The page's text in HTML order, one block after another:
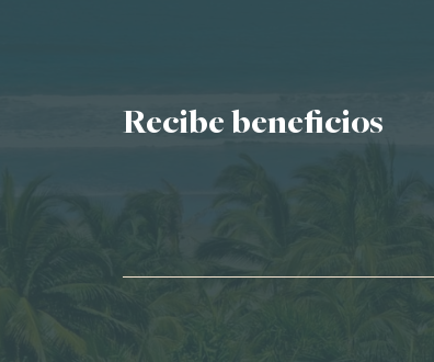
Recibe beneficios